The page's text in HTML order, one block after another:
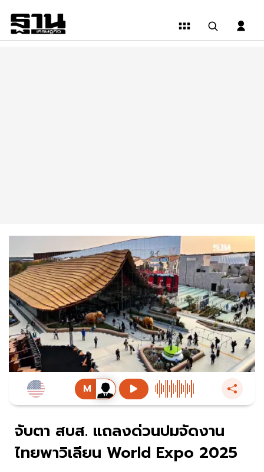
จับตา สบส. แถลงด่วนปมจัดงาน
ไทยพาวิเลียน World Expo 2025